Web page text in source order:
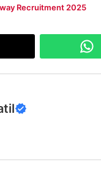
Recruitment 2025